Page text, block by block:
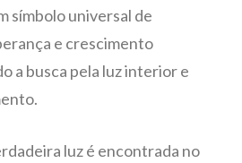
símbolo universal de
e crescimento
a busca pela luz interior e
luz é encontrada no